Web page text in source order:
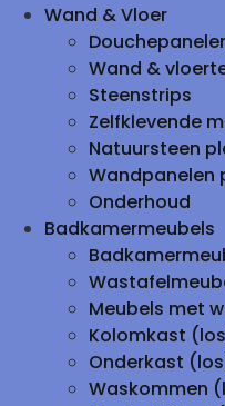
Wand & Vloer
Wand &
Steenstrips
Zelfklevende
Natuursteen
Wandpanelen
Onderhoud
Badkamermeubels
Meubels met
Kolomkast
Onderkast
Waskommen